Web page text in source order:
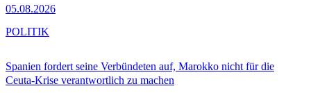
05.08.2026
Spanien fordert seine Verbündeten auf, Marokko nicht für die
Ceuta-Krise verantwortlich zu machen
POLITIK